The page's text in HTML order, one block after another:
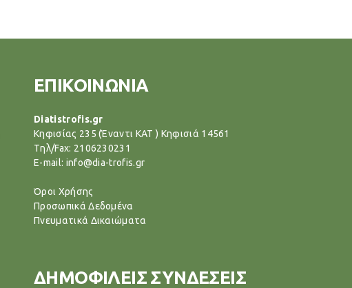
ΕΠΙΚΟΙΝΩΝΙΑ
Diatistrofis.gr
Κηφισίας 235 (Έναντι ΚΑΤ ) Κηφισιά 14561
Tηλ/Fax: 2106230231
E-mail: info@dia-trofis.gr
Όροι Χρήσης
Προσωπικά Δεδομένα
Πνευματικά Δικαιώματα
ΔΗΜΟΦΙΛΕΙΣ ΣΥΝΔΕΣΕΙΣ